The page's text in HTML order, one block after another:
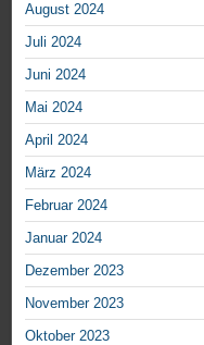
August 2024
Juli 2024
Juni 2024
Mai 2024
April 2024
März 2024
Februar 2024
Januar 2024
Dezember 2023
November 2023
Oktober 2023